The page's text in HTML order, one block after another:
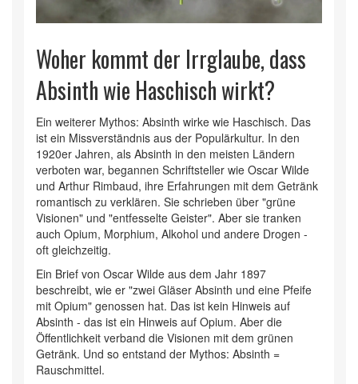
Woher kommt der Irrglaube, dass
Absinth wie Haschisch wirkt?
Ein weiterer Mythos: Absinth wirke wie Haschisch. Das
ist ein Missverständnis aus der Populärkultur. In den
1920er Jahren, als Absinth in den meisten Ländern
verboten war, begannen Schriftsteller wie Oscar Wilde
und Arthur Rimbaud, ihre Erfahrungen mit dem Getränk
romantisch zu verklären. Sie schrieben über "grüne
Visionen" und "entfesselte Geister". Aber sie tranken
auch Opium, Morphium, Alkohol und andere Drogen -
oft gleichzeitig.
Ein Brief von Oscar Wilde aus dem Jahr 1897
beschreibt, wie er "zwei Gläser Absinth und eine Pfeife
mit Opium" genossen hat. Das ist kein Hinweis auf
Absinth - das ist ein Hinweis auf Opium. Aber die
Öffentlichkeit verband die Visionen mit dem grünen
Getränk. Und so entstand der Mythos: Absinth =
Rauschmittel.